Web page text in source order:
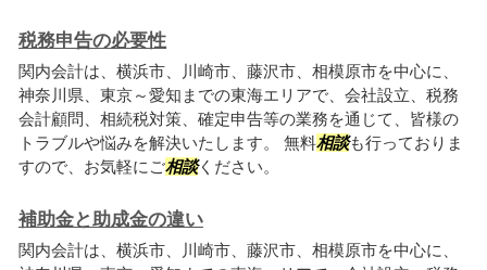
税務申告の必要性
関内会計は、横浜市、川崎市、藤沢市、相模原市を中心に、
神奈川県、東京～愛知までの東海エリアで、会社設立、税務
会計顧問、相続税対策、確定申告等の業務を通じて、皆様の
トラブルや悩みを解決いたします。 無料相談も行っておりま
すので、お気軽にご相談ください。
補助金と助成金の違い
関内会計は、横浜市、川崎市、藤沢市、相模原市を中心に、